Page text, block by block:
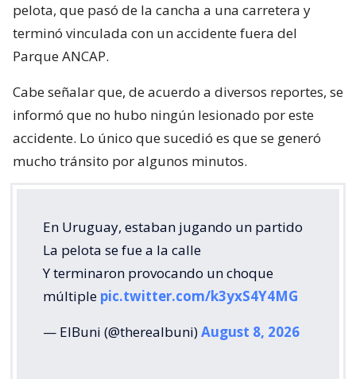
pelota, que pasó de la cancha a una carretera y
terminó vinculada con un accidente fuera del
Parque ANCAP.
Cabe señalar que, de acuerdo a diversos reportes, se
informó que no hubo ningún lesionado por este
accidente. Lo único que sucedió es que se generó
mucho tránsito por algunos minutos.
En Uruguay, estaban jugando un partido
La pelota se fue a la calle
Y terminaron provocando un choque
múltiple pic.twitter.com/k3yxS4Y4MG
— ElBuni (@therealbuni)August 8, 2026